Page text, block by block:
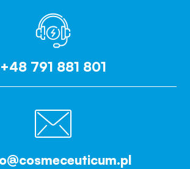
+48 791 881 801